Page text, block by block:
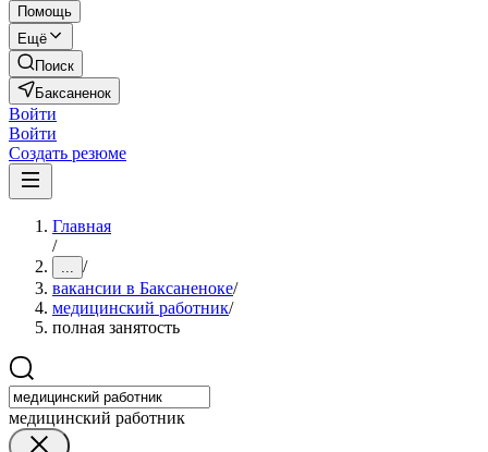
Помощь
Ещё
Поиск
Баксаненок
Войти
Войти
Создать резюме
Главная
/
... /
вакансии в Баксаненоке/
медицинский работник/
полная занятость
медицинский работник